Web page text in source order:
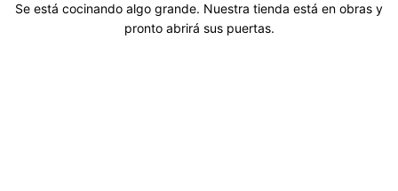
Se está cocinando algo grande. Nuestra tienda está en obras y
pronto abrirá sus puertas.